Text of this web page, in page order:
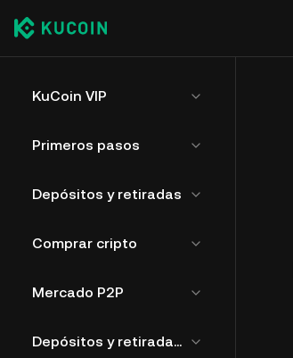
KuCoin VIP
Primeros pasos
Depósitos y retiradas
Comprar cripto
Mercado P2P
Depósitos y retiradas de fíat